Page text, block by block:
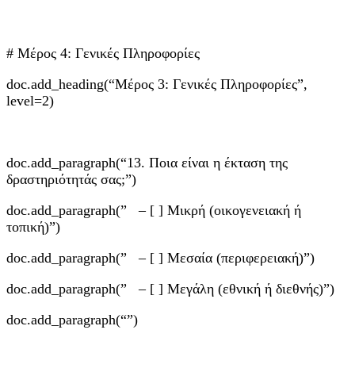
# Μέρος 4: Γενικές Πληροφορίες
doc.add_heading(“Μέρος 3: Γενικές Πληροφορίες”,
level=2)
doc.add_paragraph(“13. Ποια είναι η έκταση της
δραστηριότητάς σας;”)
doc.add_paragraph(” – [ ] Μικρή (οικογενειακή ή
τοπική)”)
doc.add_paragraph(” – [ ] Μεσαία (περιφερειακή)”)
doc.add_paragraph(” – [ ] Μεγάλη (εθνική ή διεθνής)”)
doc.add_paragraph(“”)